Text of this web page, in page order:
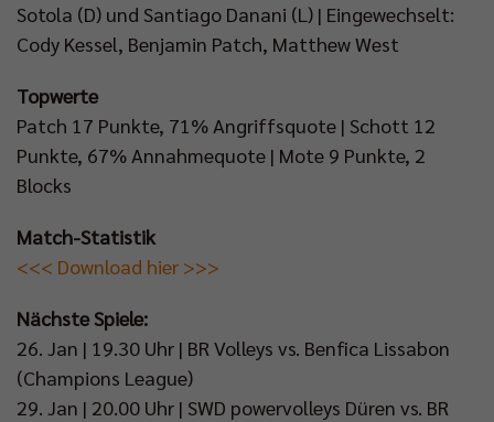
Sotola (D) und Santiago Danani (L) | Eingewechselt:
Cody Kessel, Benjamin Patch, Matthew West
Topwerte
Patch 17 Punkte, 71% Angriffsquote | Schott 12
Punkte, 67% Annahmequote | Mote 9 Punkte, 2
Blocks
Match-Statistik
<<< Download hier >>>
Nächste Spiele:
26. Jan | 19.30 Uhr | BR Volleys vs. Benfica Lissabon
(Champions League)
29. Jan | 20.00 Uhr | SWD powervolleys Düren vs. BR